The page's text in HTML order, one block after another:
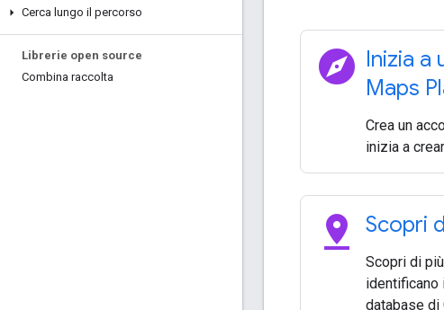
Cerca lungo il percorso
Librerie open source
Combina raccolta
explore Inizia a
Maps
Crea un
inizia a
pin_drop Scopri
Scopri di
identificano
database di